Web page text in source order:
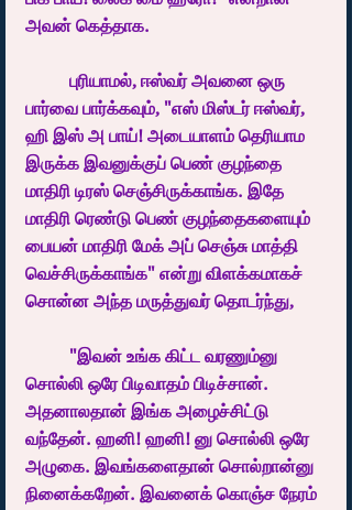
அவன் கெத்தாக.
பார்வை பார்க்கவும், "எஸ் மிஸ்டர் ஈஸ்வர்,
ஹி இஸ் அ பாய்! அடையாளம் தெரியாம
இருக்க இவனுக்குப் பெண் குழந்தை
மாதிரி டிரஸ் செஞ்சிருக்காங்க. இதே
மாதிரி ரெண்டு பெண் குழந்தைகளையும்
பையன் மாதிரி மேக் அப் செஞ்சு மாத்தி
வெச்சிருக்காங்க" என்று விளக்கமாகச்
சொன்ன அந்த மருத்துவர் தொடர்ந்து,
சொல்லி ஒரே பிடிவாதம் பிடிச்சான்.
அதனாலதான் இங்க அழைச்சிட்டு
வந்தேன். ஹனி! ஹனி! னு சொல்லி ஒரே
அழுகை. இவங்களைதான் சொல்றான்னு
நினைக்கறேன். இவனைக் கொஞ்ச நேரம்